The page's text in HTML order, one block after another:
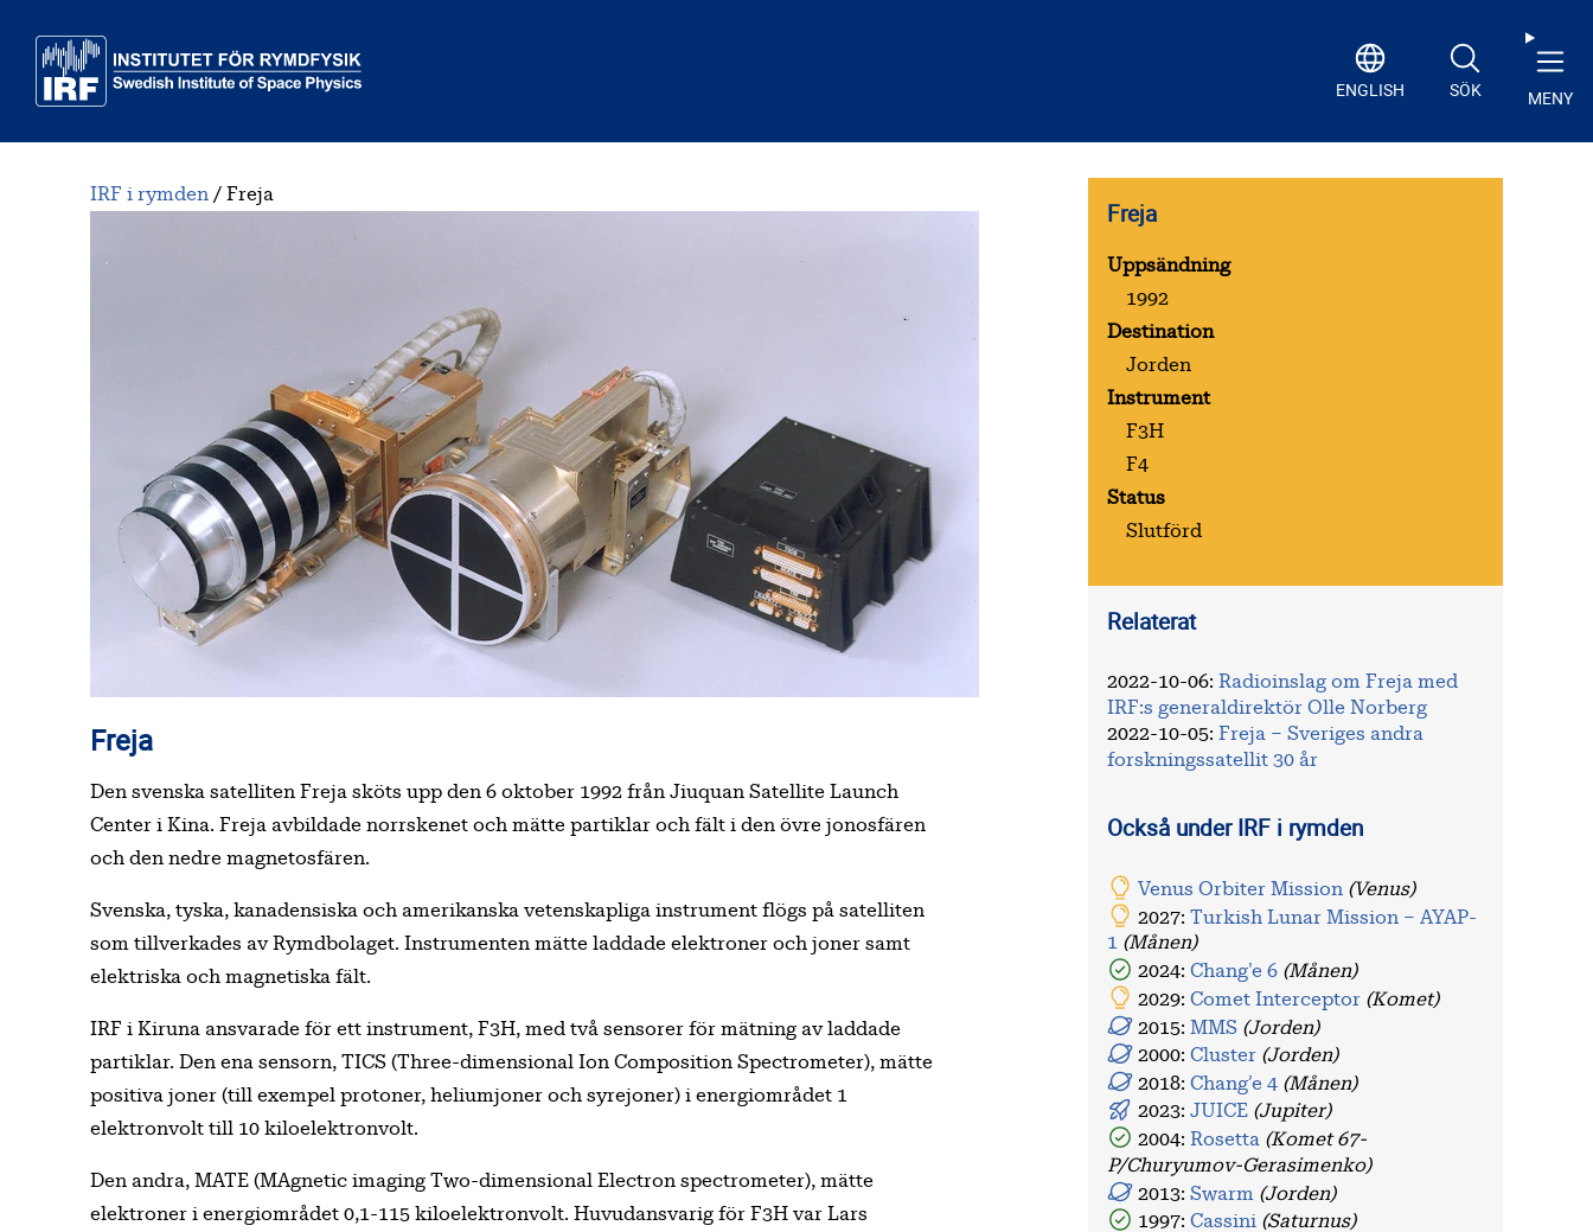
ENGLISH SÖK MENY
IRF i rymden Freja
Freja
Den svenska satelliten Freja sköts upp den 6 oktober 1992 från Jiuquan Satellite Launch
Center i Kina. Freja avbildade norrskenet och mätte partiklar och fält i den övre jonosfären
och den nedre magnetosfären.
Svenska, tyska, kanadensiska och amerikanska vetenskapliga instrument flögs på satelliten
som tillverkades av Rymdbolaget. Instrumenten mätte laddade elektroner och joner samt
elektriska och magnetiska fält.
IRF i Kiruna ansvarade för ett instrument, F3H, med två sensorer för mätning av laddade
partiklar. Den ena sensorn, TICS (Three-dimensional Ion Composition Spectrometer), mätte
positiva joner (till exempel protoner, heliumjoner och syrejoner) i energiområdet 1
elektronvolt till 10 kiloelektronvolt.
Den andra, MATE (MAgnetic imaging Two-dimensional Electron spectrometer), mätte
elektroner i energiområdet 0,1-115 kiloelektronvolt. Huvudansvarig för F3H var Lars
Freja
Uppsändning
1992
Destination
Jorden
Instrument
F3H
F4
Status
Slutförd
Relaterat
2022-10-06: Radioinslag om Freja med
IRF:s generaldirektör Olle Norberg
2022-10-05: Freja – Sveriges andra
forskningssatellit 30 år
Också under IRF i rymden
Venus Orbiter Mission (Venus)
2027:Turkish Lunar Mission – AYAP-
1 (Månen)
2024:Chang'e 6 (Månen)
2029:Comet Interceptor (Komet)
2015:MMS (Jorden)
2000:Cluster (Jorden)
2018:Chang’e 4 (Månen)
2023:JUICE (Jupiter)
2004:Rosetta (Komet 67-
P/Churyumov-Gerasimenko)
2013:Swarm (Jorden)
1997:Cassini (Saturnus)